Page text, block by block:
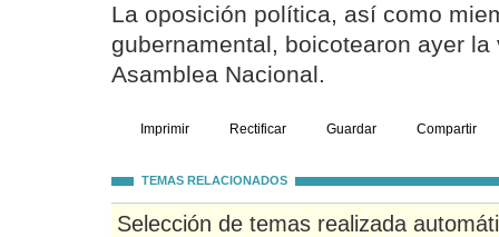
La oposición política, así como
gubernamental, boicotearon ayer
Asamblea Nacional.
Imprimir Rectificar Guardar Compartir
TEMAS RELACIONADOS
Selección de temas realizada